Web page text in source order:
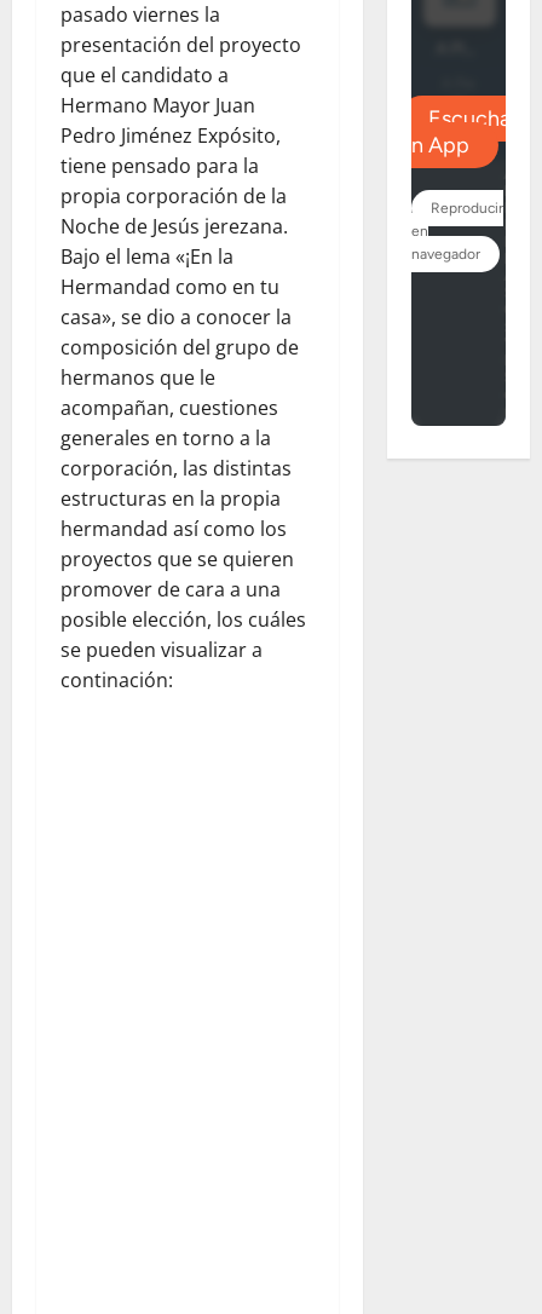
pasado viernes la
presentación del proyecto
que el candidato a
Hermano Mayor Juan
Pedro Jiménez Expósito,
tiene pensado para la
propia corporación de la
Noche de Jesús jerezana.
Bajo el lema «¡En la
Hermandad como en tu
casa», se dio a conocer la
composición del grupo de
hermanos que le
acompañan, cuestiones
generales en torno a la
corporación, las distintas
estructuras en la propia
hermandad así como los
proyectos que se quieren
promover de cara a una
posible elección, los cuáles
se pueden visualizar a
continación: